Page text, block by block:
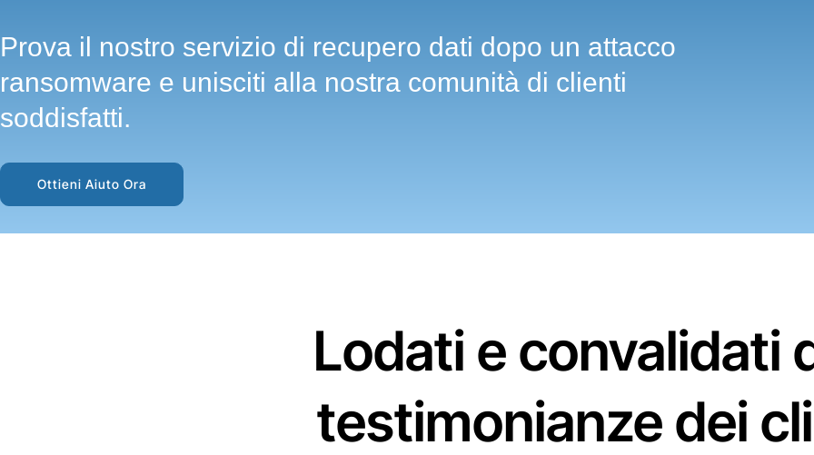
Prova il nostro servizio di recupero dati dopo un attacco
ransomware e unisciti alla nostra comunità di clienti
soddisfatti.
Ottieni Aiuto Ora
Lodati e convalidati
testimonianze dei